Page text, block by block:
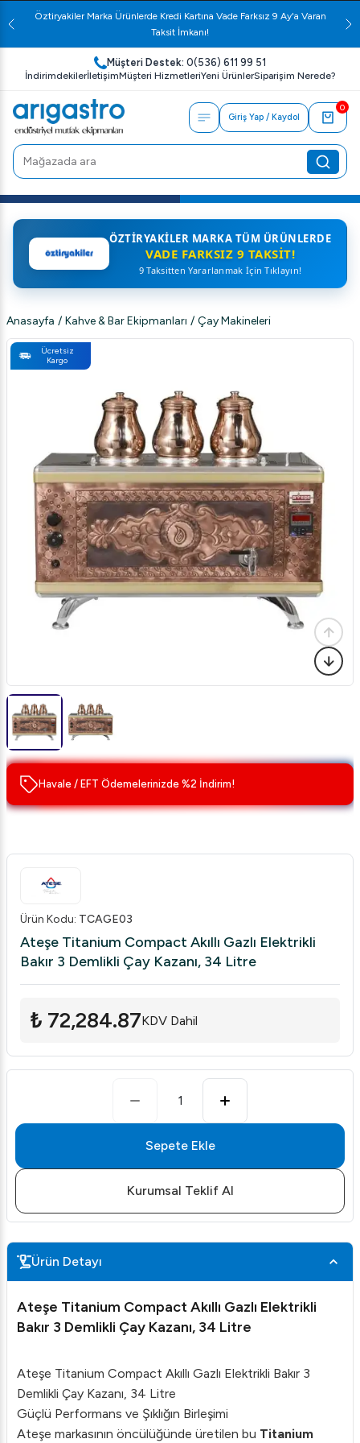
Öztiryakiler Marka Ürünlerde Kredi Kartına Vade Farksız 9 Ay'a Varan
Taksit İmkanı!
Müşteri Destek: 0(536) 611 99 51
İndirimdekilerİletişimMüşteri HizmetleriYeni ÜrünlerSiparişim Nerede?
Giriş Yap / Kaydol
0
ÖZTIRYAKILER MARKA TÜM ÜRÜNLERDE
VADE FARKSIZ 9 TAKSIT!
9 Taksitten Yararlanmak İçin Tıklayın!
Anasayfa / Kahve & Bar Ekipmanları / Çay Makineleri
Ücretsiz
Kargo
Havale / EFT Ödemelerinizde %2 İndirim!
Ürün Kodu: TCAGE03
Ateşe Titanium Compact Akıllı Gazlı Elektrikli
Bakır 3 Demlikli Çay Kazanı, 34 Litre
₺ 72,284.87KDV Dahil
1
Sepete Ekle
Kurumsal Teklif Al
Ürün Detayı
Ateşe Titanium Compact Akıllı Gazlı Elektrikli
Bakır 3 Demlikli Çay Kazanı, 34 Litre
Ateşe Titanium Compact Akıllı Gazlı Elektrikli Bakır 3
Demlikli Çay Kazanı, 34 Litre
Güçlü Performans ve Şıklığın Birleşimi
Ateşe markasının öncülüğünde üretilen bu Titanium